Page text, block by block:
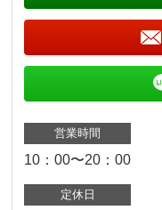
営業時間
10：00〜20：00
定休日